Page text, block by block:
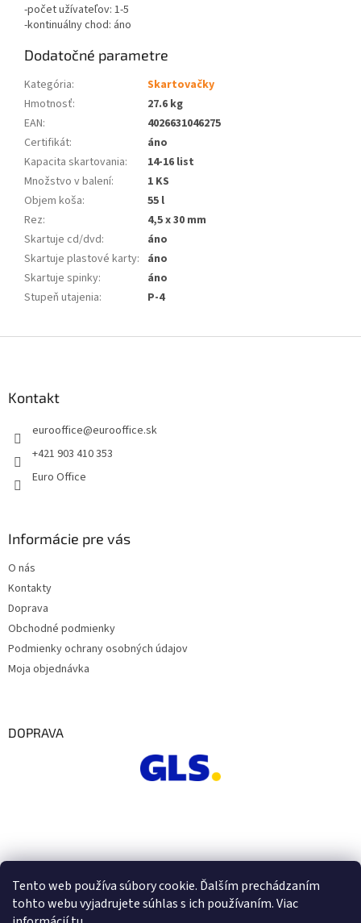
Tento web používa súbory cookie. Ďalším prechádzaním
tohto webu vyjadrujete súhlas s ich používaním. Viac
-počet užívateľov: 1-5
-kontinuálny chod: áno
Dodatočné parametre
Kategória:
Skartovačky
Hmotnosť:
27.6 kg
EAN:
4026631046275
Certifikát:
áno
Kapacita skartovania:
14-16 list
Množstvo v balení:
1 KS
Objem koša:
55 l
Rez:
4,5 x 30 mm
Skartuje cd/dvd:
áno
Skartuje plastové karty: áno
Skartuje spinky:
áno
Stupeň utajenia: P-4
Kontakt
eurooffice@eurooffice.sk
+421 903 410 353
Euro Office
Informácie pre vás
O nás
Kontakty
Doprava
Obchodné podmienky
Podmienky ochrany osobných údajov
Moja objednávka
DOPRAVA